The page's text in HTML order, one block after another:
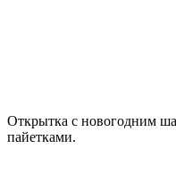
Открытка с новогодним
пайетками.